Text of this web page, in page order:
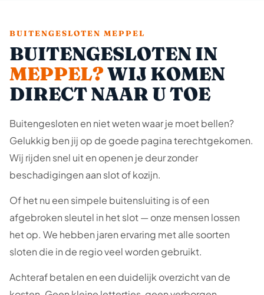
BUITENGESLOTEN MEPPEL
BUITENGESLOTEN IN
MEPPEL?WIJ KOMEN
DIRECT NAAR U TOE
Buitengesloten en niet weten waar je moet bellen?
Gelukkig ben jij op de goede pagina terechtgekomen.
Wij rijden snel uit en openen je deur zonder
beschadigingen aan slot of kozijn.
Of het nu een simpele buitensluiting is of een
afgebroken sleutel in het slot — onze mensen lossen
het op. We hebben jaren ervaring met alle soorten
sloten die in de regio veel worden gebruikt.
Achteraf betalen en een duidelijk overzicht van de